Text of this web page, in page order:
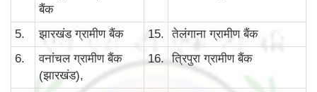
बैंक
5. झारखंड ग्रामीण बैंक 15.
तेलंगाना ग्रामीण बैंक
6.
वनांचल ग्रामीण बैंक
(झारखंड),
16. त्रिपुरा ग्रामीण बैंक